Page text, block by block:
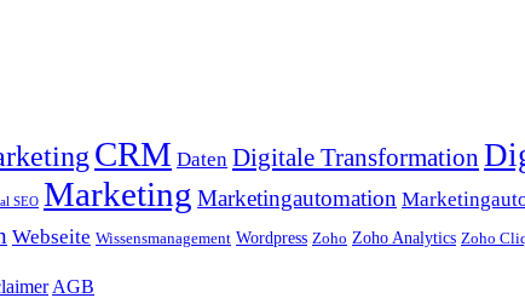
CRM Daten Digitale Transformation
SEO Marketing Marketingautomation
Webseite Wissensmanagement Wordpress Zoho Zoho Analytics Zoho
AGB